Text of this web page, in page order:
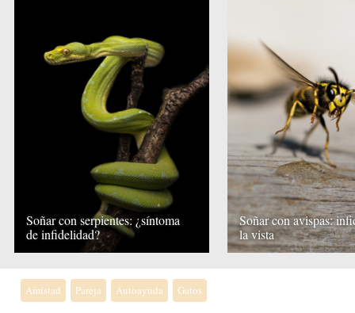
Soñar con serpientes: ¿síntoma
de infidelidad?
Soñar con avispas:
la vista
Amistad Pareja Autoayuda Gatos